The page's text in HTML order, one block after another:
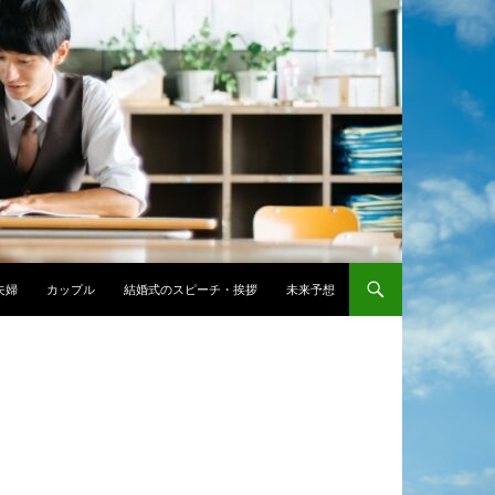
婦 カップル 結婚式のスピーチ・挨拶 未来予想